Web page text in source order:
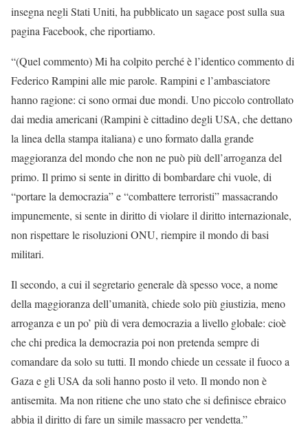
insegna negli Stati Uniti, ha pubblicato un sagace post sulla sua
pagina Facebook, che riportiamo.
“(Quel commento) Mi ha colpito perché è l’identico commento di
Federico Rampini alle mie parole. Rampini e l’ambasciatore
hanno ragione: ci sono ormai due mondi. Uno piccolo controllato
dai media americani (Rampini è cittadino degli USA, che dettano
la linea della stampa italiana) e uno formato dalla grande
maggioranza del mondo che non ne può più dell’arroganza del
primo. Il primo si sente in diritto di bombardare chi vuole, di
“portare la democrazia” e “combattere terroristi” massacrando
impunemente, si sente in diritto di violare il diritto internazionale,
non rispettare le risoluzioni ONU, riempire il mondo di basi
militari.
Il secondo, a cui il segretario generale dà spesso voce, a nome
della maggioranza dell’umanità, chiede solo più giustizia, meno
arroganza e un po’ più di vera democrazia a livello globale: cioè
che chi predica la democrazia poi non pretenda sempre di
comandare da solo su tutti. Il mondo chiede un cessate il fuoco a
Gaza e gli USA da soli hanno posto il veto. Il mondo non è
antisemita. Ma non ritiene che uno stato che si definisce ebraico
abbia il diritto di fare un simile massacro per vendetta.”